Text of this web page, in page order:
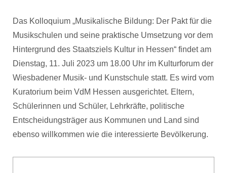
Das Kolloquium „Musikalische Bildung: Der Pakt für die
Musikschulen und seine praktische Umsetzung vor dem
Hintergrund des Staatsziels Kultur in Hessen“ findet am
Dienstag, 11. Juli 2023 um 18.00 Uhr im Kulturforum der
Wiesbadener Musik- und Kunstschule statt. Es wird vom
Kuratorium beim VdM Hessen ausgerichtet. Eltern,
Schülerinnen und Schüler, Lehrkräfte, politische
Entscheidungsträger aus Kommunen und Land sind
ebenso willkommen wie die interessierte Bevölkerung.